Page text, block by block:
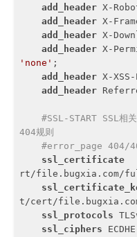
add_header X-
add_header X-
add_header X-
add_header
'none' ;
add_header X-
add_header
#SSL-START SSL相
404规则
#error_page 404/
ssl_certificate
rt/file.bugxia.com/
t/cert/
ssl_protocols
ssl_ciphers